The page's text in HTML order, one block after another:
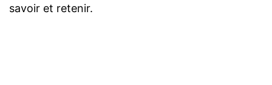
savoir et retenir.